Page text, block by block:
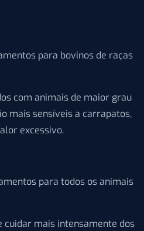
para bovinos de raças
com animais de maior grau
mais sensíveis a carrapatos,
excessivo.
para todos os animais
cuidar mais intensamente dos